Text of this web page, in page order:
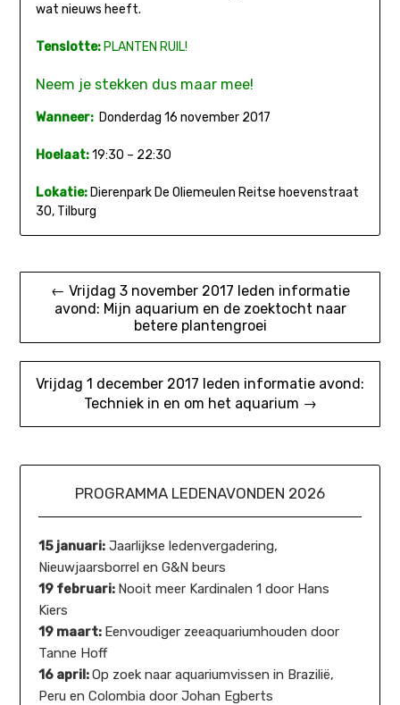
wat nieuws heeft.
Tenslotte:PLANTEN RUIL!
Neem je stekken dus maar mee!
Wanneer:Donderdag 16 november 2017
Hoelaat:19:30 – 22:30
Lokatie:Dierenpark De Oliemeulen Reitse hoevenstraat
30, Tilburg
Bericht
navigatie
← Vrijdag 3 november 2017 leden informatie
avond: Mijn aquarium en de zoektocht naar
betere plantengroei
Vrijdag 1 december 2017 leden informatie avond:
Techniek in en om het aquarium →
PROGRAMMA LEDENAVONDEN 2026
15 januari: Jaarlijkse ledenvergadering,
Nieuwjaarsborrel en G&N beurs
19 februari: Nooit meer Kardinalen 1 door Hans
Kiers
19 maart: Eenvoudiger zeeaquariumhouden door
Tanne Hoff
16 april:Op zoek naar aquariumvissen in Brazilië,
Peru en Colombia door Johan Egberts